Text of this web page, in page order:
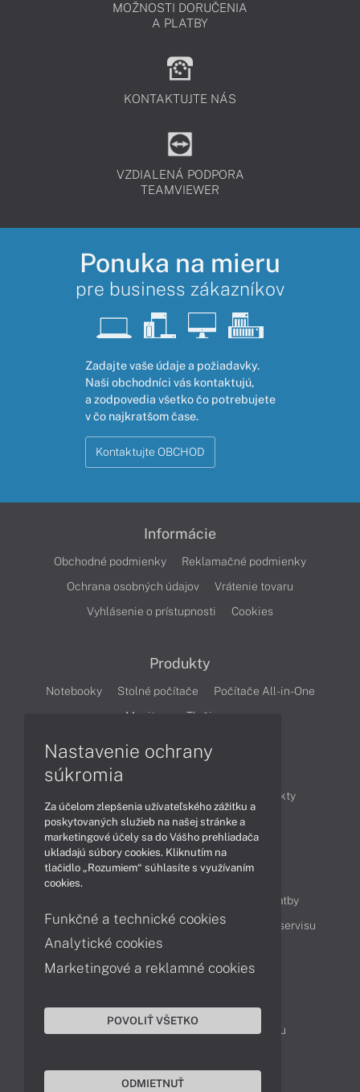
MOŽNOSTI DORUČENIA
A PLATBY
KONTAKTUJTE NÁS
VZDIALENÁ PODPORA
TEAMVIEWER
Ponuka na mieru
pre business zákazníkov
Zadajte vaše údaje a požiadavky.
Naši obchodníci vás kontaktujú,
a zodpovedia všetko čo potrebujete
v čo najkratšom čase.
Kontaktujte OBCHOD
Informácie
Obchodné podmienky
Reklamačné podmienky
Ochrana osobných údajov
Vrátenie tovaru
Vyhlásenie o prístupnosti
Cookies
Produkty
Notebooky Stolné počítače
Počítače All-in-One
Monitory
Tlačiarne
Produkty
Technológie
Videá
Obsah
Možnosti doručenia a platby
Podpora a servis
Servisné služby Cenník servisu
Kontakty
043 4224 771
Obchodné oddelenie
Reklamácia tovaru
Nastavenie ochrany
súkromia
Za účelom zlepšenia užívateľského zážitku a
poskytovaných služieb na našej stránke a
marketingové účely sa do Vášho prehliadača
ukladajú súbory cookies. Kliknutím na
tlačidlo „Rozumiem“ súhlasíte s využívaním
cookies.
Funkčné a technické cookies
Analytické cookies
Marketingové a reklamné cookies
POVOLIŤ VŠETKO
ODMIETNUŤ